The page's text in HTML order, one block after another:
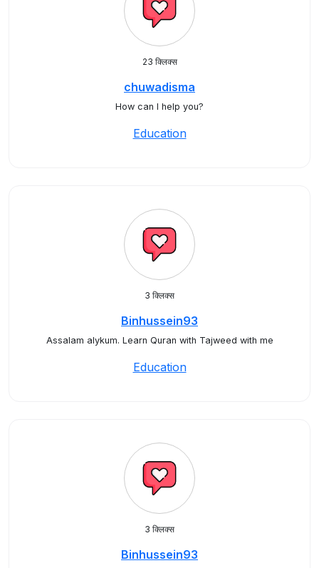
23 क्लिक्स
chuwadisma
How can I help you?
Education
3 क्लिक्स
Binhussein93
Assalam alykum. Learn Quran with Tajweed with me
Education
3 क्लिक्स
Binhussein93